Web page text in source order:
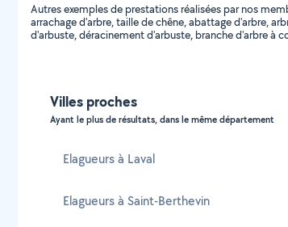
Autres exemples de prestations réalisées par nos
arrachage d'arbre, taille de chêne, abattage d'arbre,
d'arbuste, déracinement d'arbuste, branche d'arbre à
Villes proches
Ayant le plus de résultats, dans le même département
Elagueurs à Laval
Elagueurs à Saint-Berthevin